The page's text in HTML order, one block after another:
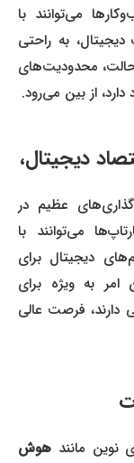
می‌توانند با
به راحتی
محدودیت‌های
از بین می‌رود.
دیجیتال،
عظیم در
می‌توانند با
دیجیتال برای
به ویژه برای
فرصت عالی
مانندهوش